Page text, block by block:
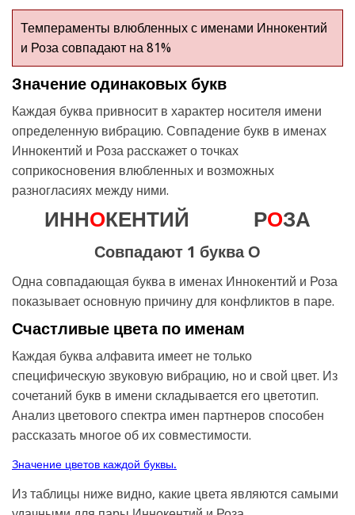
Темпераменты влюбленных с именами Иннокентий
и Роза совпадают на 81%
Значение одинаковых букв
Каждая буква привносит в характер носителя имени
определенную вибрацию. Совпадение букв в именах
Иннокентий и Роза расскажет о точках
соприкосновения влюбленных и возможных
разногласиях между ними.
ИННОКЕНТИЙ РОЗА
Совпадают 1 буква О
Одна совпадающая буква в именах Иннокентий и Роза
показывает основную причину для конфликтов в паре.
Счастливые цвета по именам
Каждая буква алфавита имеет не только
специфическую звуковую вибрацию, но и свой цвет. Из
сочетаний букв в имени складывается его цветотип.
Анализ цветового спектра имен партнеров способен
рассказать многое об их совместимости.
Значение цветов каждой буквы.
Из таблицы ниже видно, какие цвета являются самыми